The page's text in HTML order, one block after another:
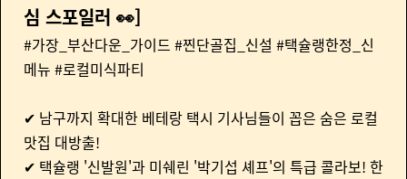
심 스포일러 👀]
#가장_부산다운_가이드 #찐단골집_신설 #택슐랭한정_신
메뉴 #로컬미식파티
✔ 남구까지 확대한 베테랑 택시 기사님들이 꼽은 숨은 로컬
맛집 대방출!
✔ 택슐랭 '신발원'과 미쉐린 '박기섭 셰프'의 특급 콜라보! 한